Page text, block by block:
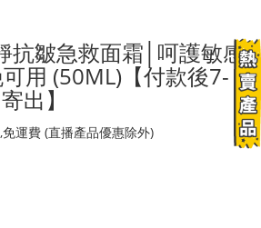
抗皺急救面霜│呵護敏感
用 (50ML)【付款後7-
出】
運費 (直播產品優惠除外)